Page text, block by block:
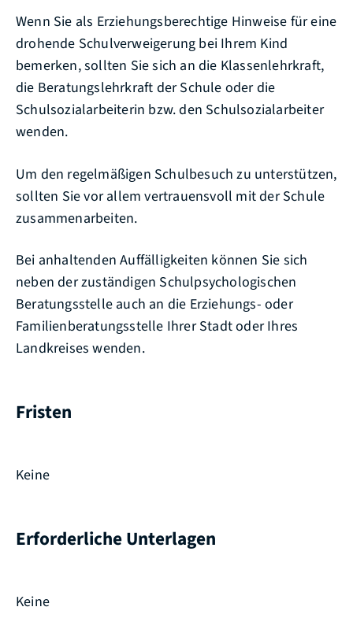
Wenn Sie als Erziehungsberechtige Hinweise für eine
drohende Schulverweigerung bei Ihrem Kind
bemerken, sollten Sie sich an die Klassenlehrkraft,
die Beratungslehrkraft der Schule oder die
Schulsozialarbeiterin bzw. den Schulsozialarbeiter
wenden.
Um den regelmäßigen Schulbesuch zu unterstützen,
sollten Sie vor allem vertrauensvoll mit der Schule
zusammenarbeiten.
Bei anhaltenden Auffälligkeiten können Sie sich
neben der zuständigen Schulpsychologischen
Beratungsstelle auch an die Erziehungs- oder
Familienberatungsstelle Ihrer Stadt oder Ihres
Landkreises wenden.
Fristen
Keine
Erforderliche Unterlagen
Keine